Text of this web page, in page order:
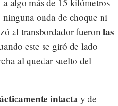
algo más de 15 kilómetros
onda de choque ni
al transbordador fueron las
este se giró de lado
al quedar suelto del
intacta y de